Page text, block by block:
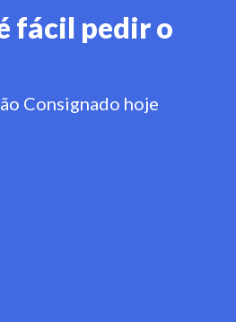
fácil pedir o
Consignado hoje